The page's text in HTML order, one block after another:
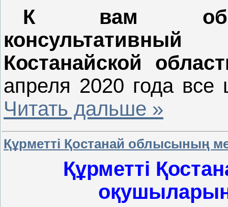
К вам
Костанайской
апреля 2020 года
Читать дальше »
Құрметті Қостанай облысының
Құрметті